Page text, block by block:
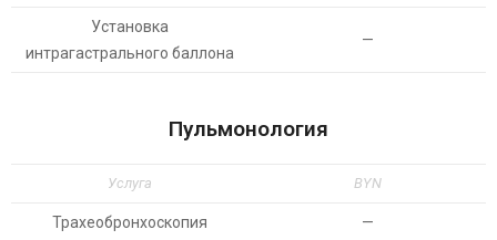
Установка
интрагастрального баллона
—
Пульмонология
Услуга BYN
Трахеобронхоскопия —